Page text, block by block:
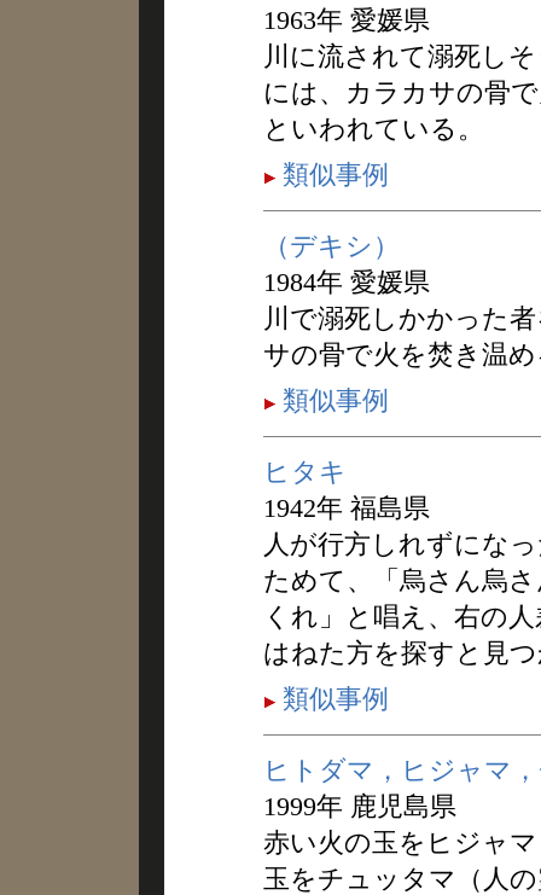
1963年 愛媛県
川に流されて溺死し
には、カラカサの骨
といわれている。
類似事例
（デキシ）
1984年 愛媛県
川で溺死しかかった
サの骨で火を焚き温
類似事例
ヒタキ
1942年 福島県
人が行方しれずにな
ためて、「烏さん烏
くれ」と唱え、右の
はねた方を探すと見
類似事例
ヒトダマ，ヒジャマ
1999年 鹿児島県
赤い火の玉をヒジャ
玉をチュッタマ（人